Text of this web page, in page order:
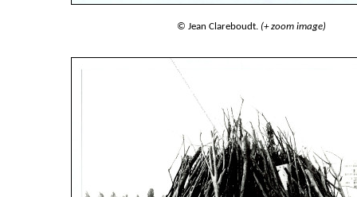
© Jean Clareboudt. (+ zoom image)